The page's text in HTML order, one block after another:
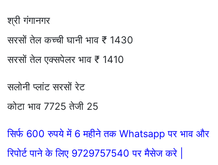
श्री गंगानगर
सरसों तेल कच्ची घानी भाव ₹ 1430
सरसों तेल एक्सपेलर भाव ₹ 1410
सलोनी प्लांट सरसों रेट
कोटा भाव 7725 तेजी 25
सिर्फ 600 रुपये में 6 महीने तक Whatsapp पर भाव और
रिपोर्ट पाने के लिए 9729757540 पर मैसेज करे |